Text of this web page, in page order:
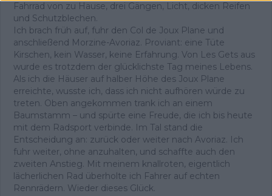
Fahrrad von zu Hause, drei Gängen, Licht, dicken Reifen
und Schutzblechen.
Ich brach früh auf, fuhr den Col de Joux Plane und
anschließend Morzine-Avoriaz. Proviant: eine Tüte
Kirschen, kein Wasser, keine Erfahrung. Von Les Gets aus
wurde es trotzdem der glücklichste Tag meines Lebens.
Als ich die Häuser auf halber Höhe des Joux Plane
erreichte, wusste ich, dass ich nicht aufhören würde zu
treten. Oben angekommen trank ich an einem
Baumstamm – und spürte eine Freude, die ich bis heute
mit dem Radsport verbinde. Im Tal stand die
Entscheidung an: zurück oder weiter nach Avoriaz. Ich
fuhr weiter, ohne anzuhalten, und schaffte auch den
zweiten Anstieg. Mit meinem knallroten, eigentlich
lächerlichen Rad überholte ich Fahrer auf echten
Rennrädern. Wieder dieses Glück.